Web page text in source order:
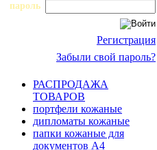
пароль
Регистрация
Забыли свой пароль?
РАСПРОДАЖА
ТОВАРОВ
портфели кожаные
дипломаты кожаные
папки кожаные для
документов А4